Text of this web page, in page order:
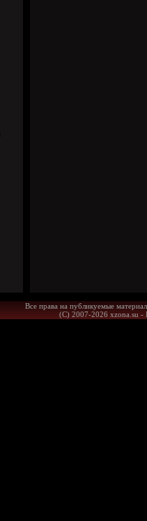
Все права на публикуемые
(С) 2007-2026 xzona.su -